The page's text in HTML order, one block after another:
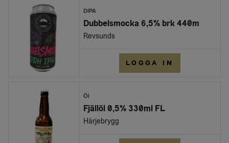
DIPA
Dubbelsmocka 6,5% brk 440m
Revsunds
LOGGA IN
Öl
Fjällöl 0,5% 330ml FL
Härjebrygg